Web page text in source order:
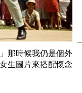
那時候我仍是個外
生圖片來搭配懷念